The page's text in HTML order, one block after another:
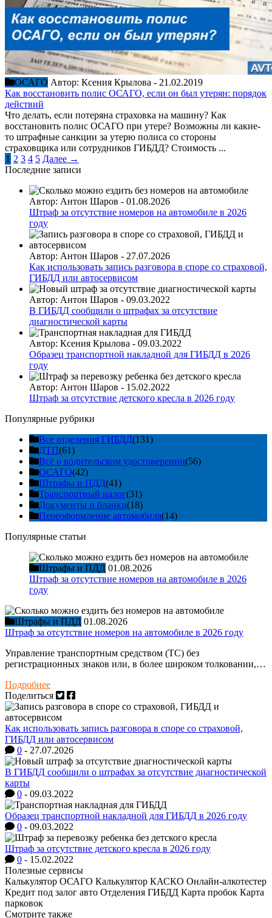
ОСАГО Автор: Ксения Крылова - 21.02.2019
Как восстановить полис ОСАГО, если он был утерян: порядок
действий
Что делать, если потеряна страховка на машину? Как
восстановить полис ОСАГО при утере? Возможны ли какие-
то штрафные санкции за утерю полиса со стороны
страховщика или сотрудников ГИБДД? Стоимость ...
1 2 3 4 5 Далее →
Последние записи
Автор: Антон Шаров - 01.08.2026
Штраф за отсутствие номеров на автомобиле в 2026
году
Автор: Антон Шаров - 27.07.2026
Как использовать запись разговора в споре со страховой,
ГИБДД или автосервисом
Автор: Антон Шаров - 09.03.2022
В ГИБДД сообщили о штрафах за отсутствие
диагностической карты
Автор: Ксения Крылова - 09.03.2022
Образец транспортной накладной для ГИБДД в 2026
году
Автор: Антон Шаров - 15.02.2022
Штраф за отсутствие детского кресла в 2026 году
Популярные рубрики
Все отделения ГИБДД(131)
ДТП(61)
Всё о водительском удостоверении(56)
ОСАГО(42)
Штрафы и ПДД(41)
Транспортный налог(31)
Документы и бланки(18)
Переоформление автомобиля(14)
Популярные статьи
Штрафы и ПДД 01.08.2026
Штраф за отсутствие номеров на автомобиле в 2026
году
Штрафы и ПДД 01.08.2026
Штраф за отсутствие номеров на автомобиле в 2026 году
Управление транспортным средством (ТС) без
регистрационных знаков или, в более широком толковании,…
Подробнее
Поделиться
Как использовать запись разговора в споре со страховой,
ГИБДД или автосервисом
0 - 27.07.2026
В ГИБДД сообщили о штрафах за отсутствие диагностической
карты
0 - 09.03.2022
Образец транспортной накладной для ГИБДД в 2026 году
0 - 09.03.2022
Штраф за отсутствие детского кресла в 2026 году
0 - 15.02.2022
Полезные сервисы
Калькулятор ОСАГО Калькулятор КАСКО Онлайн-алкотестер
Кредит под залог авто Отделения ГИБДД Карта пробок Карта
парковок
Смотрите также